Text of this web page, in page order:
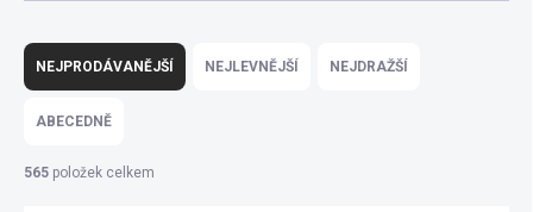
Ř
z
í
NEJPRODÁVANĚJŠÍ NEJLEVNĚJŠÍ NEJDRAŽŠÍ
ABECEDNĚ
565 položek celkem